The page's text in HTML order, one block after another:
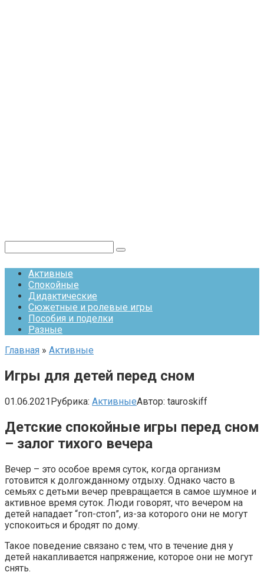
Активные
Спокойные
Дидактические
Сюжетные и ролевые игры
Пособия и поделки
Разные
Главная » Активные
Игры для детей перед сном
01.06.2021Рубрика: АктивныеАвтор: tauroskiff
Детские спокойные игры перед сном
– залог тихого вечера
Вечер – это особое время суток, когда организм
готовится к долгожданному отдыху. Однако часто в
семьях с детьми вечер превращается в самое шумное и
активное время суток. Люди говорят, что вечером на
детей нападает “гоп-стоп”, из-за которого они не могут
успокоиться и бродят по дому.
Такое поведение связано с тем, что в течение дня у
детей накапливается напряжение, которое они не могут
снять.